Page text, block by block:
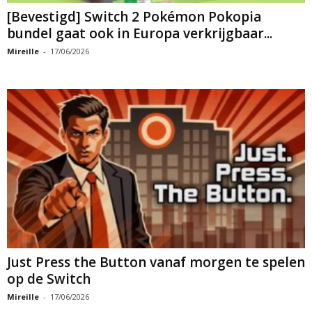
[Bevestigd] Switch 2 Pokémon Pokopia
bundel gaat ook in Europa verkrijgbaar...
Mireille - 17/06/2026
Just Press the Button vanaf morgen te spelen
op de Switch
Mireille - 17/06/2026